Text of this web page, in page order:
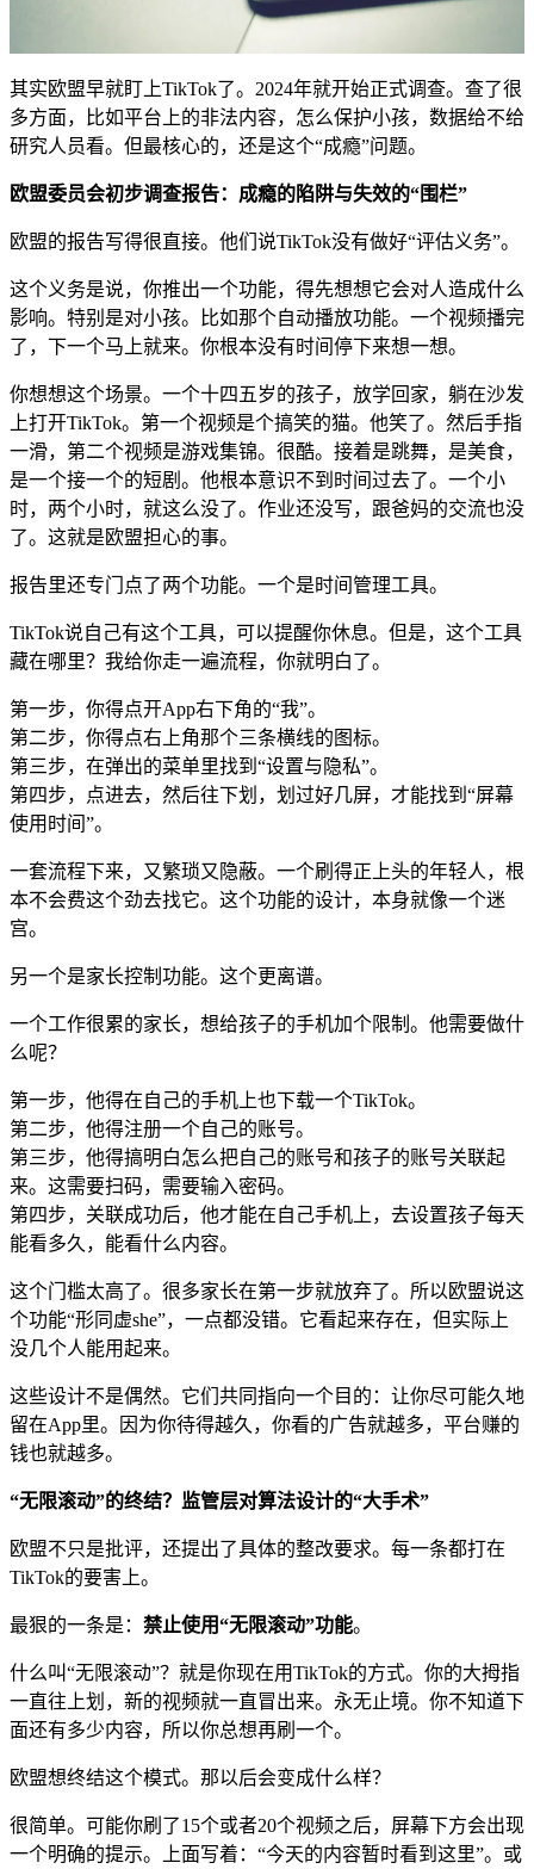
其实欧盟早就盯上TikTok了。2024年就开始正式调查。查了很
多方面，比如平台上的非法内容，怎么保护小孩，数据给不给
研究人员看。但最核心的，还是这个“成瘾”问题。
欧盟委员会初步调查报告：成瘾的陷阱与失效的“围栏”
欧盟的报告写得很直接。他们说TikTok没有做好“评估义务”。
这个义务是说，你推出一个功能，得先想想它会对人造成什么
影响。特别是对小孩。比如那个自动播放功能。一个视频播完
了，下一个马上就来。你根本没有时间停下来想一想。
你想想这个场景。一个十四五岁的孩子，放学回家，躺在沙发
上打开TikTok。第一个视频是个搞笑的猫。他笑了。然后手指
一滑，第二个视频是游戏集锦。很酷。接着是跳舞，是美食，
是一个接一个的短剧。他根本意识不到时间过去了。一个小
时，两个小时，就这么没了。作业还没写，跟爸妈的交流也没
了。这就是欧盟担心的事。
报告里还专门点了两个功能。一个是时间管理工具。
TikTok说自己有这个工具，可以提醒你休息。但是，这个工具
藏在哪里？我给你走一遍流程，你就明白了。
第一步，你得点开App右下角的“我”。
第二步，你得点右上角那个三条横线的图标。
第三步，在弹出的菜单里找到“设置与隐私”。
第四步，点进去，然后往下划，划过好几屏，才能找到“屏幕
使用时间”。
一套流程下来，又繁琐又隐蔽。一个刷得正上头的年轻人，根
本不会费这个劲去找它。这个功能的设计，本身就像一个迷
宫。
另一个是家长控制功能。这个更离谱。
一个工作很累的家长，想给孩子的手机加个限制。他需要做什
么呢？
第一步，他得在自己的手机上也下载一个TikTok。
第二步，他得注册一个自己的账号。
第三步，他得搞明白怎么把自己的账号和孩子的账号关联起
来。这需要扫码，需要输入密码。
第四步，关联成功后，他才能在自己手机上，去设置孩子每天
能看多久，能看什么内容。
这个门槛太高了。很多家长在第一步就放弃了。所以欧盟说这
个功能“形同虚she”，一点都没错。它看起来存在，但实际上
没几个人能用起来。
这些设计不是偶然。它们共同指向一个目的：让你尽可能久地
留在App里。因为你待得越久，你看的广告就越多，平台赚的
钱也就越多。
“无限滚动”的终结？监管层对算法设计的“大手术”
欧盟不只是批评，还提出了具体的整改要求。每一条都打在
TikTok的要害上。
最狠的一条是： 禁止使用“无限滚动”功能。
什么叫“无限滚动”？就是你现在用TikTok的方式。你的大拇指
一直往上划，新的视频就一直冒出来。永无止境。你不知道下
面还有多少内容，所以你总想再刷一个。
欧盟想终结这个模式。那以后会变成什么样？
很简单。可能你刷了15个或者20个视频之后，屏幕下方会出现
一个明确的提示。上面写着：“今天的内容暂时看到这里”。或